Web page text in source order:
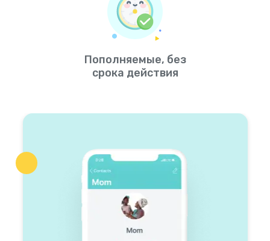
Пополняемые, без
срока действия